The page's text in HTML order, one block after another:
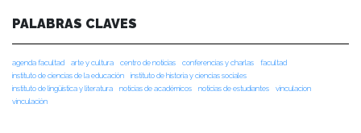
PALABRAS CLAVES
agenda facultad arte y cultura centro de noticias conferencias y charlas
facultad
instituto de ciencias de la educación
instituto de historia y ciencias sociales
instituto de lingüística y literatura
noticias de académicos noticias de estudiantes
vinculacion
vinculación